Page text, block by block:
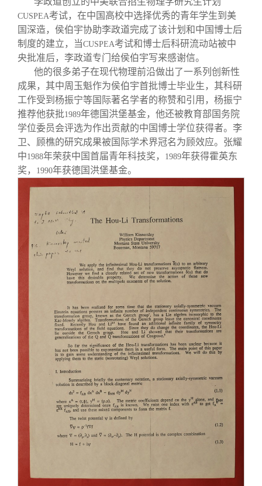
CUSPEA考试，在中国高校中选择优秀的青年学生到美
国深造，侯伯宇协助李政道完成了该计划和中国博士后
制度的建立，当CUSPEA考试和博士后科研流动站被中
央批准后，李政道专门给侯伯宇写来感谢信。
他的很多弟子在现代物理前沿做出了一系列创新性
成果，其中周玉魁作为侯伯宇首批博士毕业生，其科研
工作受到杨振宁等国际著名学者的称赞和引用，杨振宁
推荐他获批1989年德国洪堡基金，他还被教育部国务院
学位委员会评选为作出贡献的中国博士学位获得者。李
卫、顾樵的研究成果被国际学术界冠名为顾效应。张耀
中1988年荣获中国首届青年科技奖， 1989年获得霍英东
奖，
1990年获德国洪堡基金。